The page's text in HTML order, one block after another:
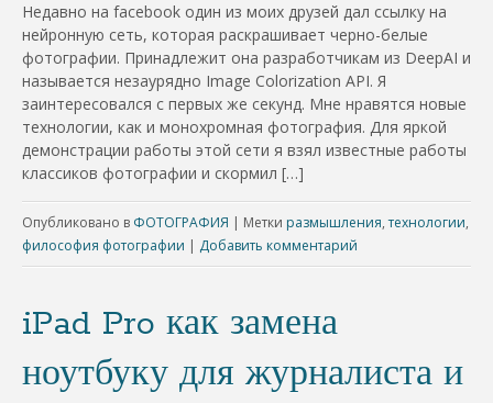
Недавно на facebook один из моих друзей дал ссылку на
нейронную сеть, которая раскрашивает черно-белые
фотографии. Принадлежит она разработчикам из DeepAI и
называется незаурядно Image Colorization API. Я
заинтересовался с первых же секунд. Мне нравятся новые
технологии, как и монохромная фотография. Для яркой
демонстрации работы этой сети я взял известные работы
классиков фотографии и скормил […]
Опубликовано в ФОТОГРАФИЯ | Метки размышления,технологии,
философия фотографии | Добавить комментарий
iPad Pro как замена
ноутбуку для журналиста и